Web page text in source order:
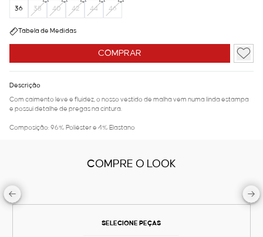
COMPRAR
36 38 40 42 44 46
Tabela de Medidas
Descrição
Com caimento leve e fluidez, o nosso vestido de malha vem numa linda estampa
e possui detalhe de pregas na cintura.
Composição: 96% Poliéster e 4% Elastano
COMPRE O LOOK
SELECIONE PEÇAS